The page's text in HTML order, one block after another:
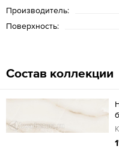
Производитель:
Поверхность:
Состав коллекции